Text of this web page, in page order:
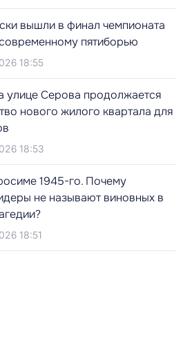
вышли в финал чемпионата
пятиборью
18:55
улице Серова продолжается
нового жилого квартала для
18:53
1945-го. Почему
не называют виновных в
18:51